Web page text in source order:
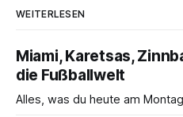
WEITERLESEN
Miami, Karetsas,
die Fußballwelt
Alles, was du heute am